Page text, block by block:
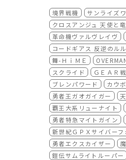
をピックアップし、新
を50点制作いたしま
く活用するとともに、
り多くのファンの皆様
会を創出してまいり
境界戦機
サンライズ
クロスアンジュ 天使と
革命機ヴァルヴレイヴ
コードギアス 反逆のル
舞-ＨｉＭＥ
スクライド
ＧＥＡＲ
ブレンパワード
カウ
勇者王ガオガイガー
覇王大系リューナイト
勇者特急マイトガイン
新世紀ＧＰＸサイバーフ
勇者エクスカイザー
鎧伝サムライトルーパー